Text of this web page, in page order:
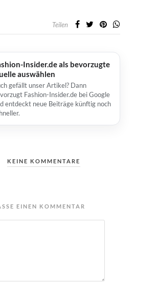
Teilen
Insider.de als bevorzugte
auswählen
gefällt unser Artikel? Dann
Fashion-Insider.de bei Google
entdeckt neue Beiträge künftig noch
KEINE KOMMENTARE
EINEN KOMMENTAR